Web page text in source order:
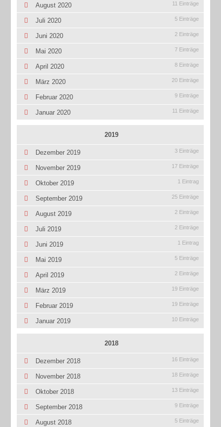
August 2020 11 Einträge
Juli 2020 5 Einträge
Juni 2020 2 Einträge
Mai 2020 7 Einträge
April 2020 8 Einträge
März 2020 20 Einträge
Februar 2020 9 Einträge
Januar 2020 11 Einträge
2019
Dezember 2019 3 Einträge
November 2019 17 Einträge
Oktober 2019 1 Eintrag
September 2019 25 Einträge
August 2019 2 Einträge
Juli 2019 2 Einträge
Juni 2019 1 Eintrag
Mai 2019 5 Einträge
April 2019 2 Einträge
März 2019 19 Einträge
Februar 2019 19 Einträge
Januar 2019 10 Einträge
2018
Dezember 2018 16 Einträge
November 2018 18 Einträge
Oktober 2018 13 Einträge
September 2018 9 Einträge
August 2018 5 Einträge